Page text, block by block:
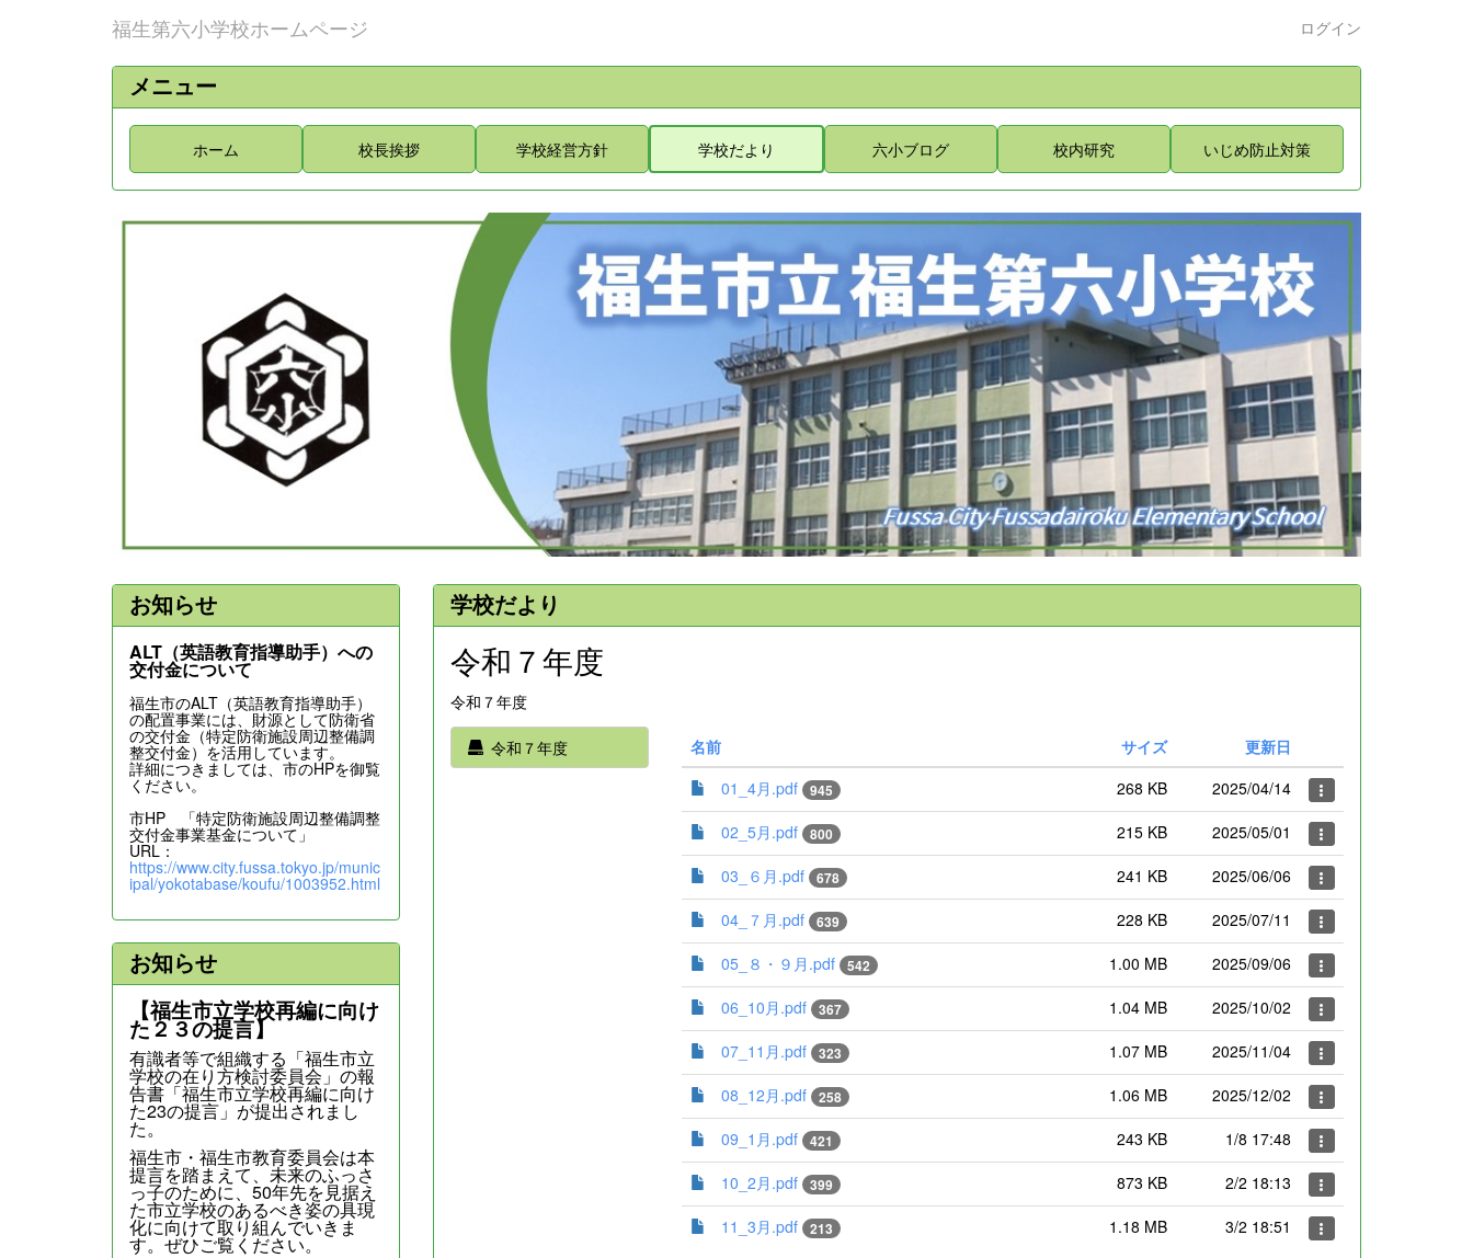
福生第六小学校ホームページ ログイン
メニュー
ホーム 校長挨拶 学校経営方針 学校だより 六小ブログ 校内研究 いじめ防止対策
学校だより
令和７年度
令和７年度
令和７年度 名前 サイズ
更新日
01_4月.pdf
945 268 KB
2025/04/14
02_5月.pdf
800 215 KB
2025/05/01
03_６月.pdf
678 241 KB
2025/06/06
04_７月.pdf
639 228 KB
2025/07/11
05_８・９月.pdf
542 1.00 MB
2025/09/06
06_10月.pdf
367 1.04 MB
2025/10/02
07_11月.pdf
323 1.07 MB
2025/11/04
08_12月.pdf
258 1.06 MB
2025/12/02
09_1月.pdf
421 243 KB
1/8 17:48
10_2月.pdf
399 873 KB
2/2 18:13
11_3月.pdf
213 1.18 MB 3/2 18:51
お知らせ
ALT（英語教育指導助手）への
交付金について
福生市のALT（英語教育指導助手）
の配置事業には、財源として防衛省
の交付金（特定防衛施設周辺整備調
整交付金）を活用しています。
詳細につきましては、市のHPを御覧
ください。
市HP 「特定防衛施設周辺整備調整
交付金事業基金について」
URL：
https://www.city.fussa.tokyo.jp/munic
ipal/yokotabase/koufu/1003952.html
お知らせ
【福生市立学校再編に向け
た２３の提言】
有識者等で組織する「福生市立
学校の在り方検討委員会」の報
告書「福生市立学校再編に向け
た23の提言」が提出されまし
た。
福生市・福生市教育委員会は本
提言を踏まえて、未来のふっさ
っ子のために、50年先を見据え
た市立学校のあるべき姿の具現
化に向けて取り組んでいきま
す。ぜひご覧ください。